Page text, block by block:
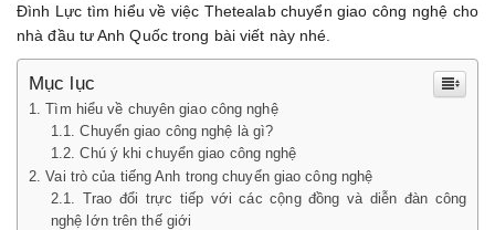
Anh
Đình Lực tìm hiểu về việc Thetealab chuyển giao công nghệ cho
nhà đầu tư Anh Quốc trong bài viết này nhé.
Mục lục
Tìm hiểu về chuyên giao công nghệ
Chuyển giao công nghệ là gì?
Chú ý khi chuyển giao công nghệ
Vai trò của tiếng Anh trong chuyển giao công nghệ
Trao đổi trực tiếp với các cộng đồng và diễn đàn công
nghệ lớn trên thế giới